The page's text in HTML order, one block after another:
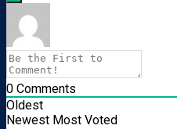
0 Comments
Oldest
Newest Most Voted